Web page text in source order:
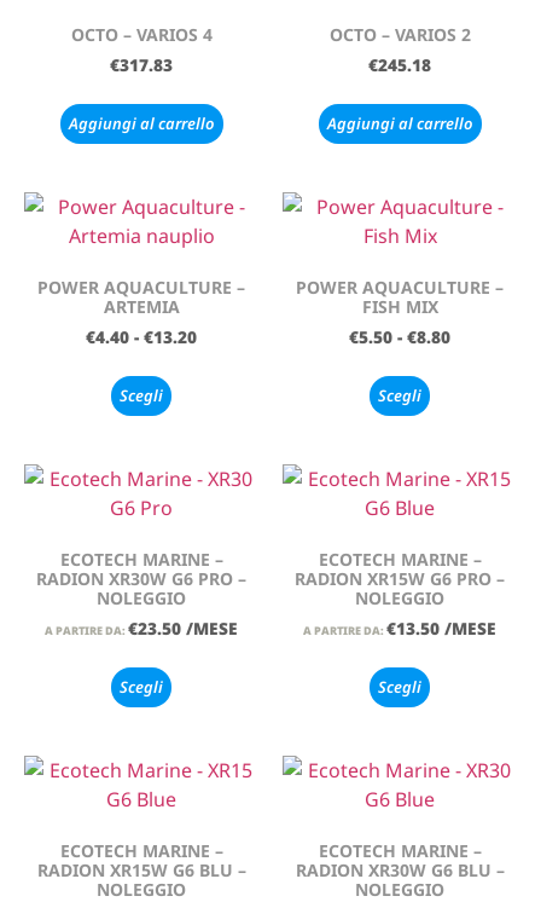
OCTO – VARIOS 4
€317.83
Aggiungi al carrello
OCTO – VARIOS 2
€245.18
Aggiungi al carrello
POWER AQUACULTURE –
ARTEMIA
€4.40 - €13.20
Scegli
POWER AQUACULTURE –
FISH MIX
€5.50 - €8.80
Scegli
ECOTECH MARINE –
RADION XR30W G6 PRO –
NOLEGGIO
A PARTIRE DA: €23.50 /MESE
Scegli
ECOTECH MARINE –
RADION XR15W G6 PRO –
NOLEGGIO
A PARTIRE DA: €13.50 /MESE
Scegli
ECOTECH MARINE –
RADION XR15W G6 BLU –
NOLEGGIO
ECOTECH MARINE –
RADION XR30W G6 BLU –
NOLEGGIO